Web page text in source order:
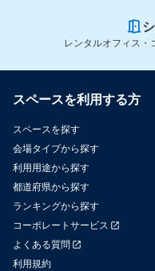
レンタルオフィス・
スペースを利用する方
スペースを探す
会場タイプから探す
利用用途から探す
都道府県から探す
ランキングから探す
コーポレートサービス
よくある質問
利用規約